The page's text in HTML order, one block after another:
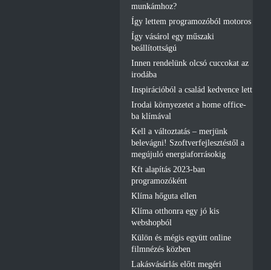
munkámhoz?
Így lettem programozóból motoros
Így vásárol egy műszaki
beállítottságú
Innen rendelünk olcsó cuccokat az
irodába
Inspirációból a család kedvence lett
Irodai környezetet a home office-
ba klímával
Kell a változtatás – merjünk
belevágni! Szoftverfejlesztéstől a
megújuló energiaforrásokig
Kft alapítás 2023-ban
programozóként
Klíma hőguta ellen
Klíma otthonra egy jó kis
webshopból
Külön és mégis együtt online
filmnézés közben
Lakásvásárlás előtt megéri